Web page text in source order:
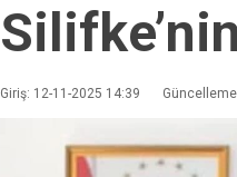
Giriş: 12-11-2025 14:39